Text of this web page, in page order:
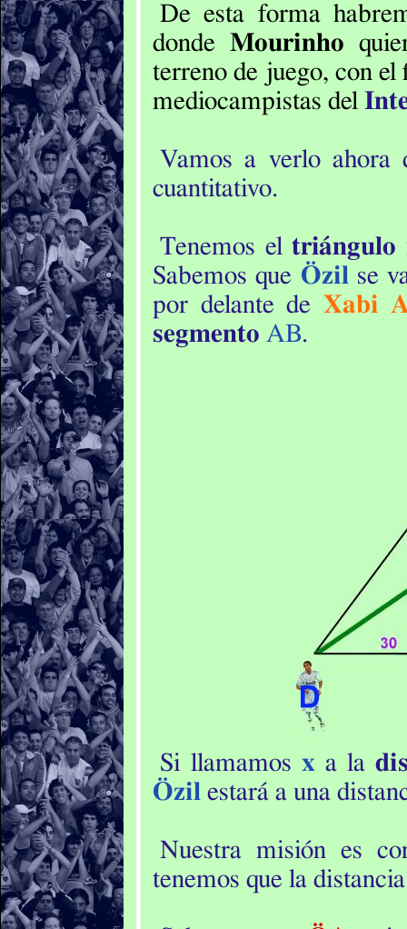
De esta forma
donde Mourinho
terreno de juego, con
mediocampistas del
Vamos a verlo ahora
cuantitativo.
Tenemos eltriángulo
Sabemos que Özilse
por delante de Xabi
segmento AB.
Si llamamos x a la
Özil estará a una
Nuestra misión es
tenemos que la